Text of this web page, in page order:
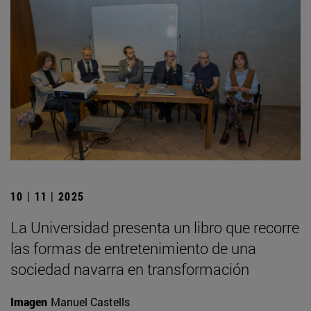
10 | 11 | 2025
La Universidad presenta un libro que recorre
las formas de entretenimiento de una
sociedad navarra en transformación
Imagen Manuel Castells